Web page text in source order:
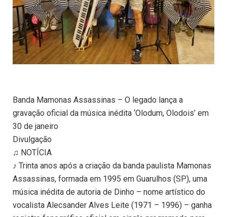
Banda Mamonas Assassinas – O legado lança a
gravação oficial da música inédita ‘Olodum, Olodois’ em
30 de janeiro
Divulgação
♫ NOTÍCIA
♪ Trinta anos após a criação da banda paulista Mamonas
Assassinas, formada em 1995 em Guarulhos (SP), uma
música inédita de autoria de Dinho – nome artístico do
vocalista Alecsander Alves Leite (1971 – 1996) – ganha